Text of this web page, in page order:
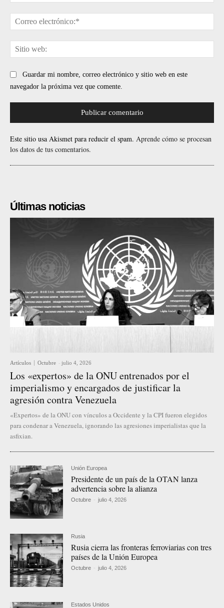
Guardar mi nombre, correo electrónico y sitio web en este
navegador la próxima vez que comente.
Este sitio usa Akismet para reducir el spam. Aprende cómo se procesan
los datos de tus comentarios.
Últimas noticias
Artículos Octubre - julio 4, 2026
Los «expertos» de la ONU entrenados por el
imperialismo y encargados de justificar la
agresión contra Venezuela
«Expertos» de la ONU con vínculos a Occidente y la CPI fueron elegidos
para condenar a Venezuela, ignorando las agresiones imperialistas que la
asfixian.
Unión Europea
Presidente de un país de la OTAN lanza
advertencia sobre la alianza
Octubre - julio 4, 2026
Rusia
Rusia cierra las fronteras ferroviarias con tres
países de la Unión Europea
Octubre - julio 4, 2026
Estados Unidos